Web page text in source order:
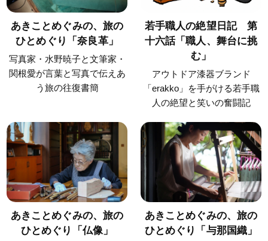
あきことめぐみの、旅の
ひとめぐり「奈良革」
写真家・水野暁子と文筆家・
関根愛が言葉と写真で伝えあ
う旅の往復書簡
若手職人の絶望日記 第
十六話「職人、舞台に挑
む」
アウトドア漆器ブランド
「erakko」を手がける若手職
人の絶望と笑いの奮闘記
あきことめぐみの、旅の
ひとめぐり「仏像」
あきことめぐみの、旅の
ひとめぐり「与那国織」